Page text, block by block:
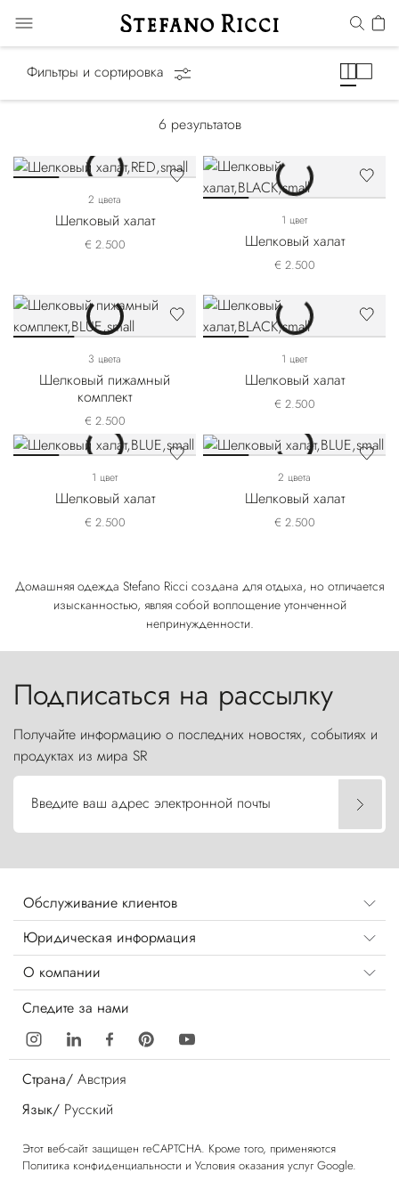
Фильтры и сортировка
6 результатов
2 цвета
Шелковый халат
€ 2.500
1 цвет
Шелковый халат
€ 2.500
3 цвета
Шелковый пижамный
комплект
€ 2.500
1 цвет
Шелковый халат
€ 2.500
1 цвет
Шелковый халат
€ 2.500
2 цвета
Шелковый халат
€ 2.500
Домашняя одежда Stefano Ricci создана для отдыха, но отличается
изысканностью, являя собой воплощение утонченной
непринужденности.
Подписаться на рассылку
Получайте информацию о последних новостях, событиях и
продуктах из мира SR
Введите ваш адрес электронной почты
Обслуживание клиентов
Юридическая информация
О компании
Следите за нами
Страна/ Австрия
Язык/ Русский
Этот веб-сайт защищен reCAPTCHA. Кроме того, применяются
Политика конфиденциальности и Условия оказания услуг Google.